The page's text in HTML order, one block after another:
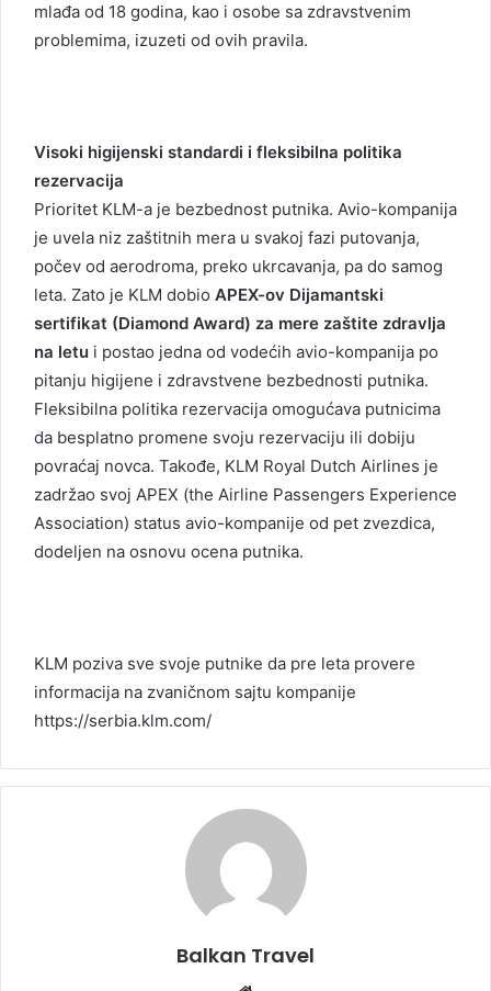
mlađa od 18 godina, kao i osobe sa zdravstvenim
problemima, izuzeti od ovih pravila.
Visoki higijenski standardi i fleksibilna politika
rezervacija
Prioritet KLM-a je bezbednost putnika. Avio-kompanija
je uvela niz zaštitnih mera u svakoj fazi putovanja,
počev od aerodroma, preko ukrcavanja, pa do samog
leta. Zato je KLM dobio APEX-ov Dijamantski
sertifikat (Diamond Award) za mere zaštite zdravlja
na letu i postao jedna od vodećih avio-kompanija po
pitanju higijene i zdravstvene bezbednosti putnika.
Fleksibilna politika rezervacija omogućava putnicima
da besplatno promene svoju rezervaciju ili dobiju
povraćaj novca. Takođe, KLM Royal Dutch Airlines je
zadržao svoj APEX (the Airline Passengers Experience
Association) status avio-kompanije od pet zvezdica,
dodeljen na osnovu ocena putnika.
KLM poziva sve svoje putnike da pre leta provere
informacija na zvaničnom sajtu kompanije
https://serbia.klm.com/
Balkan Travel